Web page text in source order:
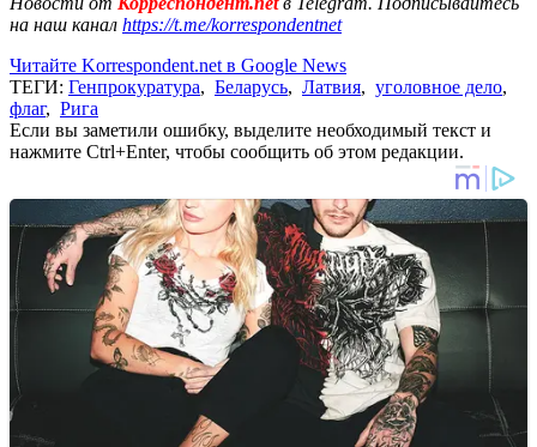
на наш канал https://t.me/korrespondentnet
Читайте Korrespondent.net в Google News
ТЕГИ: Генпрокуратура, Беларусь, Латвия, уголовное дело,
флаг, Рига
Если вы заметили ошибку, выделите необходимый текст и
нажмите Ctrl+Enter, чтобы сообщить об этом редакции.